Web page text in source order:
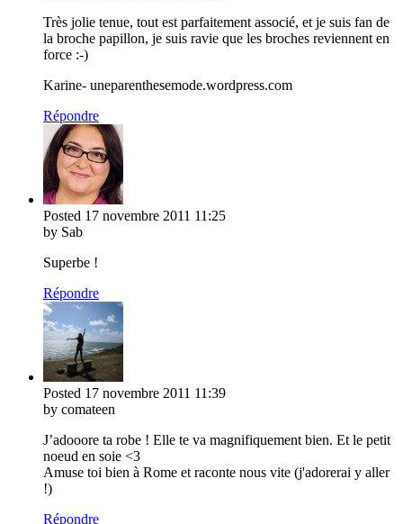
Très jolie tenue, tout est parfaitement associé, et je suis fan de
la broche papillon, je suis ravie que les broches reviennent en
force :-)
Karine- uneparenthesemode.wordpress.com
Répondre
Posted 17 novembre 2011 11:25
by Sab
Superbe !
Répondre
Posted 17 novembre 2011 11:39
by comateen
J’adooore ta robe ! Elle te va magnifiquement bien. Et le petit
noeud en soie <3
Amuse toi bien à Rome et raconte nous vite (j'adorerai y aller
!)
Répondre